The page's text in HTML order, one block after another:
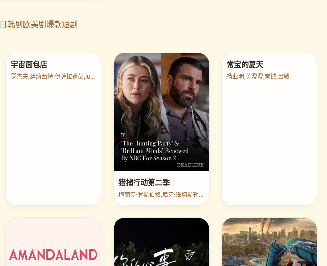
日韩剧欧美剧爆款短剧
宇宙面包店
猎捕行动第二季
梅丽莎·罗斯伯格,尼克·维切斯勒,帕特里克·萨邦圭
常宝的夏天